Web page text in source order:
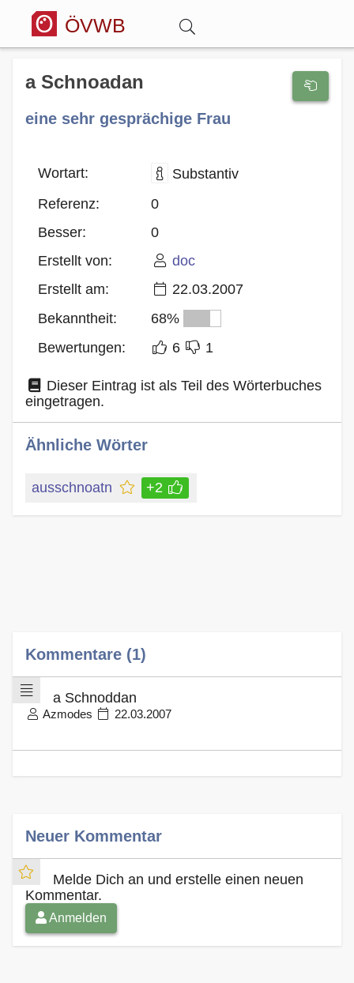
ÖVWB
Anmelden
Wörterbuch
Hitparade
Blog
a Schnoadan
eine sehr gesprächige Frau
Wortart:
Substantiv
Referenz:
0
Besser:
0
Erstellt von:
doc
Erstellt am:
22.03.2007
Bekanntheit:
68%
Bewertungen:
6 1
Dieser Eintrag ist als Teil des Wörterbuches
eingetragen.
Ähnliche Wörter
ausschnoatn +2
Kommentare (1)
a Schnoddan
Azmodes 22.03.2007
Neuer Kommentar
Melde Dich an und erstelle einen neuen
Kommentar.
Anmelden